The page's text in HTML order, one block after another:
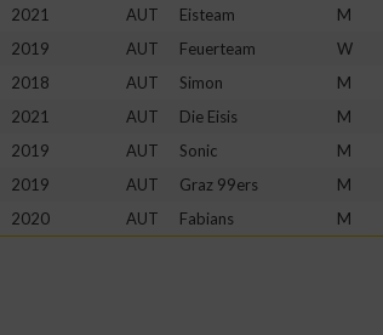
2021 AUT Eisteam
M
2019 AUT Feuerteam
W
2018 AUT Simon
M
2021 AUT Die Eisis
M
2019 AUT Sonic
M
2019 AUT Graz 99ers
M
2020 AUT Fabians M